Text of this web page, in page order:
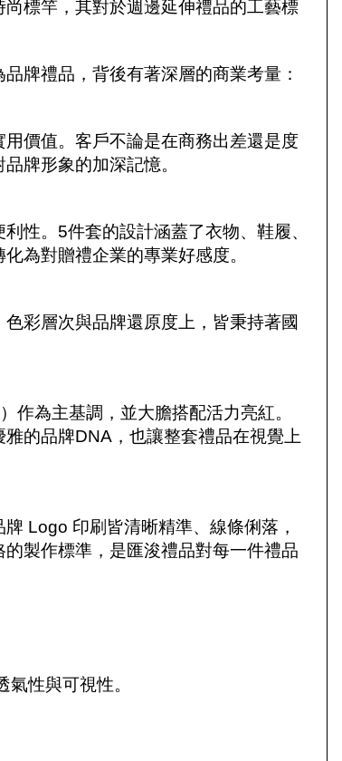
標竿，其對於週邊延伸禮品的工藝標
牌禮品，背後有著深層的商業考量：
價值。客戶不論是在商務出差還是度
牌形象的加深記憶。
性。5件套的設計涵蓋了衣物、鞋履、
為對贈禮企業的專業好感度。
彩層次與品牌還原度上，皆秉持著國
作為主基調，並大膽搭配活力亮紅。
的品牌DNA，也讓整套禮品在視覺上
Logo 印刷皆清晰精準、線條俐落，
製作標準，是匯浚禮品對每一件禮品
性與可視性。